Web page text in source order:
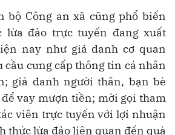
bộ Công an xã cũng phổ biến
lừa đảo trực tuyến đang xuất
nay như giả danh cơ quan
cầu cung cấp thông tin cá nhân
giả danh người thân, bạn bè
vay mượn tiền; mời gọi tham
viên trực tuyến với lợi nhuận
thức lừa đảo liên quan đến quà